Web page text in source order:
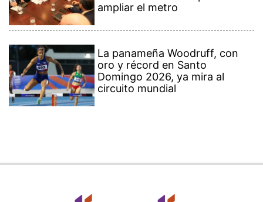
ampliar el metro
La panameña Woodruff, con
oro y récord en Santo
Domingo 2026, ya mira al
circuito mundial